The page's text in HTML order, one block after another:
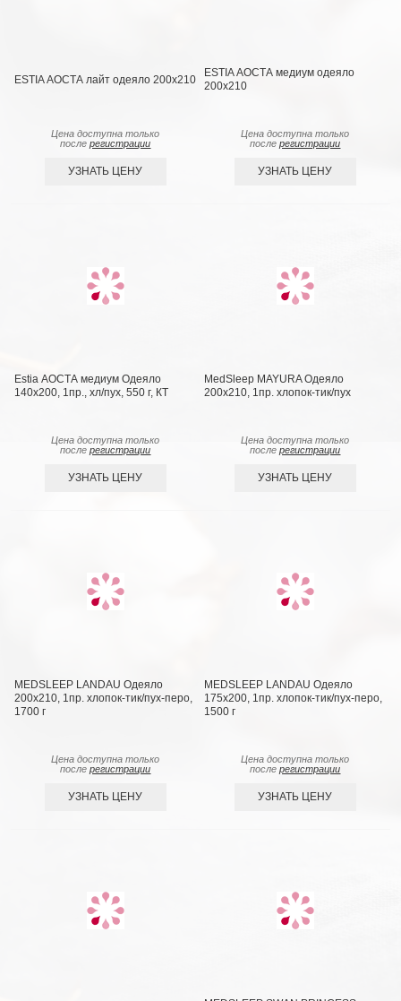
ESTIA АОСТА лайт одеяло 200x210
Цена доступна только
послерегистрации
УЗНАТЬ ЦЕНУ
ESTIA АОСТА медиум одеяло
200x210
Цена доступна только
послерегистрации
УЗНАТЬ ЦЕНУ
Estia АОСТА медиум Одеяло
140x200, 1пр., хл/пух, 550 г, КТ
Цена доступна только
послерегистрации
УЗНАТЬ ЦЕНУ
MedSleep MAYURA Одеяло
200х210, 1пр. хлопок-тик/пух
Цена доступна только
послерегистрации
УЗНАТЬ ЦЕНУ
MEDSLEEP LANDAU Одеяло
200х210, 1пр. хлопок-тик/пух-перо,
1700 г
Цена доступна только
послерегистрации
УЗНАТЬ ЦЕНУ
MEDSLEEP LANDAU Одеяло
175х200, 1пр. хлопок-тик/пух-перо,
1500 г
Цена доступна только
послерегистрации
УЗНАТЬ ЦЕНУ